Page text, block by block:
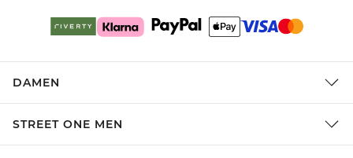
DAMEN
STREET ONE MEN